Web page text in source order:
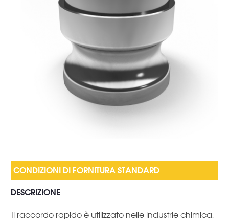
DESCRIZIONE
Il raccordo rapido è utilizzato nelle industrie chimica,